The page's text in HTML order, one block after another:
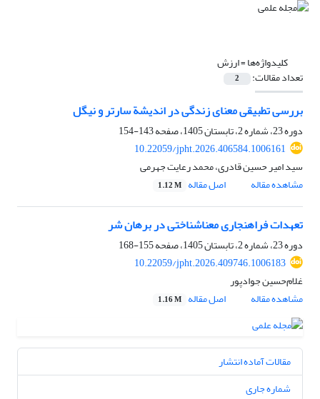
کلیدواژه‌ها =ارزش
تعداد مقالات: 2
بررسی تطبیقی معنای زندگی در اندیشة‌ سارتر و نیگل
دوره 23، شماره 2، تابستان 1405، صفحه
143-154
10.22059/jpht.2026.406584.1006161
سید امیر حسین قادری، محمد رعایت جهرمی
مشاهده مقاله
اصل مقاله 1.12 M
تعهدات فراهنجاری معناشناختی در برهان شر
دوره 23، شماره 2، تابستان 1405، صفحه
155-168
10.22059/jpht.2026.409746.1006183
غلام‌حسین جوادپور
مشاهده مقاله
اصل مقاله 1.16 M
مقالات آماده انتشار
شماره جاری